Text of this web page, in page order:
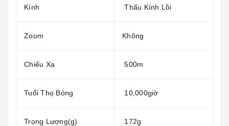
Kính Thấu Kính Lồi
Zoom Không
Chiếu Xa 500m
Tuổi Thọ Bóng 10,000giờ
Trọng Lượng(g) 172g